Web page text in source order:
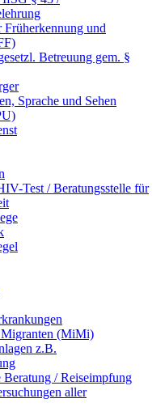
Früherkennung und
Betreuung gem. §
Sprache und Sehen
Test / Beratungsstelle für
(MiMi)
z.B.
Beratung / Reiseimpfung
aller